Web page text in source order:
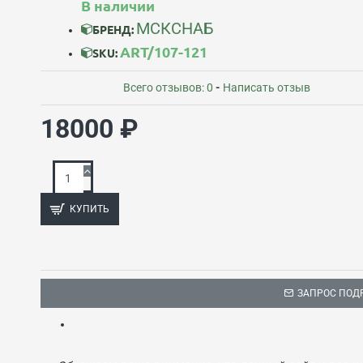
В наличии
БРЕНД: МСКСНАБ
SKU:ART/107-121
Всего отзывов: 0 - Написать отзыв
18000 ₽
КУПИТЬ
ЗАПРОС